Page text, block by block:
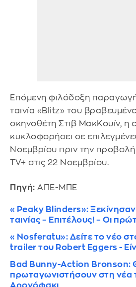
Επόμενη φιλόδοξη παραγωγή
ταινία «Blitz» του
σκηνοθέτη Στιβ ΜακΚουίν, η
κυκλοφορήσει σε
Νοεμβρίου πριν την
TV+ στις 22 Νοεμβρίου.
Πηγή: ΑΠΕ-ΜΠΕ
«Peaky Blinders»:
ταινίας – Επιτέλους! – Οι
«Nosferatu»: Δείτε το νέο
trailer του Robert Eggers -
Bad Bunny-Action Bronson:
πρωταγωνιστήσουν στη νέα
Αρονόφσκι